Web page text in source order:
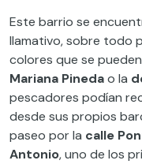
Este barrio se
llamativo, sobre todo
colores que se
Mariana Pinedao la
pescadores podían
desde sus propios
paseo por la calle
Antonio, uno de los